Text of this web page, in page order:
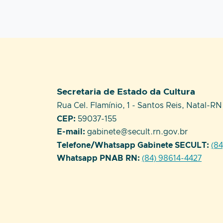
Setor responsável:
Secretaria de Estado da Cultura
Endereço:
Rua Cel. Flamínio, 1 - Santos Reis, Natal-RN
CEP: 59037-155
E-mail: gabinete@secult.rn.gov.br
Telefone/Whatsapp Gabinete SECULT:
Whatsapp PNAB RN: (84) 98614-4427